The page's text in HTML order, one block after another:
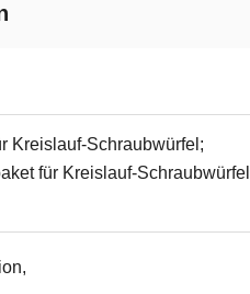
Kreislauf-Schraubwürfel;
für Kreislauf-